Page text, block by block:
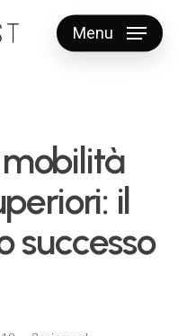
Menu
il
successo
Close